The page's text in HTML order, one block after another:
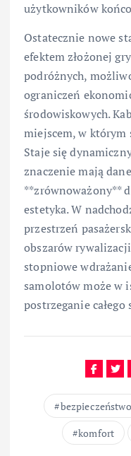
użytkowników
Ostatecznie nowe
efektem złożonej
podróżnych,
ograniczeń
środowiskowych.
miejscem, w którym
Staje się
znaczenie mają
**zrównoważony**
estetyka. W
przestrzeń
obszarów
stopniowe
samolotów może w
postrzeganie
bezpieczeństwo
komfort